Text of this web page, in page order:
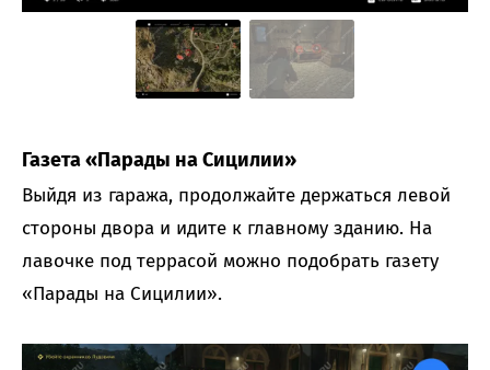
Газета «Парады на Сицилии»
Выйдя из гаража, продолжайте держаться левой
стороны двора и идите к главному зданию. На
лавочке под террасой можно подобрать газету
«Парады на Сицилии».